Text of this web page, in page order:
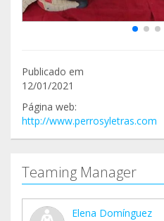
Publicado em
12/01/2021
Página web:
http://www.perrosyletras.com
Teaming Manager
Elena Domínguez